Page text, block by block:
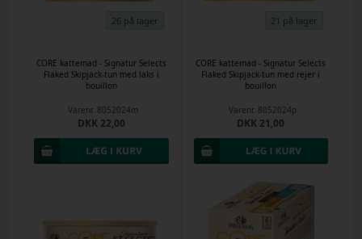
26 på lager
CORE kattemad - Signatur Selects
Flaked Skipjack-tun med laks i
bouillon
Varenr. 8052024m
DKK 22,00
21 på lager
CORE kattemad - Signatur Selects
Flaked Skipjack-tun med rejer i
bouillon
Varenr. 8052024p
DKK 21,00